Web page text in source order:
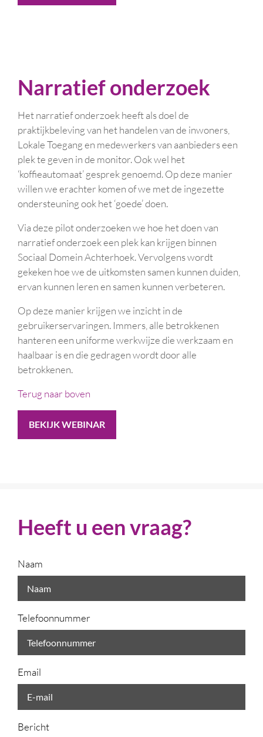
Narratief onderzoek
Het narratief onderzoek heeft als doel de
praktijkbeleving van het handelen van de inwoners,
Lokale Toegang en medewerkers van aanbieders een
plek te geven in de monitor. Ook wel het
‘koffieautomaat’ gesprek genoemd. Op deze manier
willen we erachter komen of we met de ingezette
ondersteuning ook het ‘goede’ doen.
Via deze pilot onderzoeken we hoe het doen van
narratief onderzoek een plek kan krijgen binnen
Sociaal Domein Achterhoek. Vervolgens wordt
gekeken hoe we de uitkomsten samen kunnen duiden,
ervan kunnen leren en samen kunnen verbeteren.
Op deze manier krijgen we inzicht in de
gebruikerservaringen. Immers, alle betrokkenen
hanteren een uniforme werkwijze die werkzaam en
haalbaar is en die gedragen wordt door alle
betrokkenen.
Terug naar boven
BEKIJK WEBINAR
Heeft u een vraag?
Naam
Telefoonnummer
Email
Bericht